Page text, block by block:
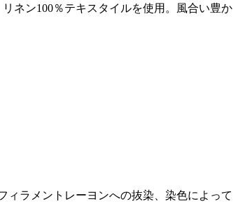
ネン100％テキスタイルを使用。風合い豊か
ィラメントレーヨンへの抜染、染色によって